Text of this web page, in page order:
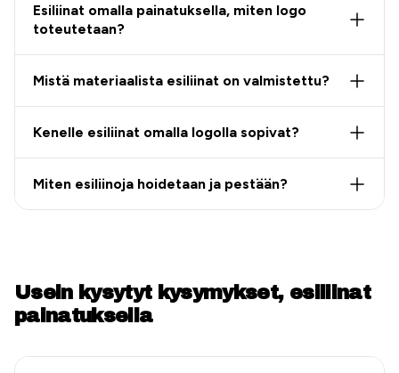
Esiliinat omalla painatuksella, miten logo
toteutetaan?
Mistä materiaalista esiliinat on valmistettu?
Kenelle esiliinat omalla logolla sopivat?
Miten esiliinoja hoidetaan ja pestään?
Usein kysytyt kysymykset, esiliinat
painatuksella